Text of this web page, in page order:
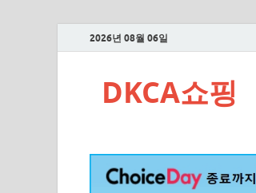
2026년 08월 06일
DKCA쇼핑